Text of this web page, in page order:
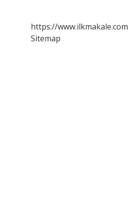
https://www.ilkmakale.com
Sitemap